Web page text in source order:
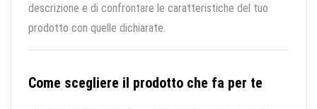
descrizione e di confrontare le caratteristiche del tuo
prodotto con quelle dichiarate.
Come scegliere il prodotto che fa per te